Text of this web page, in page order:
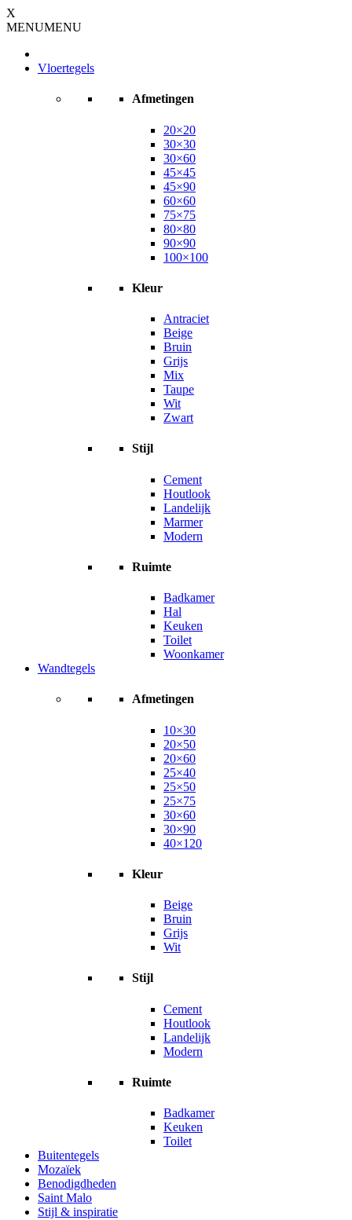
X
MENUMENU
Vloertegels
Afmetingen
20×20
30×30
30×60
45×45
45×90
60×60
75×75
80×80
90×90
100×100
Kleur
Antraciet
Beige
Bruin
Grijs
Mix
Taupe
Wit
Zwart
Stijl
Cement
Houtlook
Landelijk
Marmer
Modern
Ruimte
Badkamer
Hal
Keuken
Toilet
Woonkamer
Wandtegels
Afmetingen
10×30
20×50
20×60
25×40
25×50
25×75
30×60
30×90
40×120
Kleur
Beige
Bruin
Grijs
Wit
Stijl
Cement
Houtlook
Landelijk
Modern
Ruimte
Badkamer
Keuken
Toilet
Buitentegels
Mozaïek
Benodigdheden
Saint Malo
Stijl & inspiratie